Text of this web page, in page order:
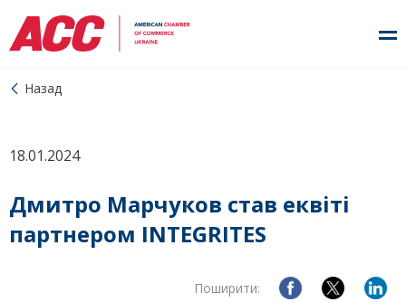
Назад
18.01.2024
Дмитро Марчуков став еквіті
партнером INTEGRITES
Поширити: